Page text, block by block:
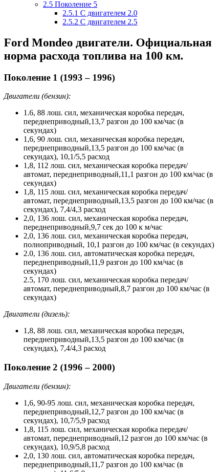
2.5 Поколение 5
2.5.1 С двигателем 2.0
2.5.2 С двигателем 2.5
Ford Mondeo двигатели. Официальная
норма расхода топлива на 100 км.
Поколение 1 (1993 – 1996)
Двигатели (бензин):
1.6, 88 лош. сил, механическая коробка передач,
переднеприводный,13,7 разгон до 100 км/час (в
секундах)
1,6, 90 лош. сил, механическая коробка передач,
переднеприводный,13,5 разгон до 100 км/час (в
секундах), 10,1/5,5 расход
1,8, 112 лош. сил, механическая коробка передач/
автомат, переднеприводный,11,1 разгон до 100 км/час (в
секундах)
1,8, 115 лош. сил, механическая коробка передач/
автомат, переднеприводный,13,5 разгон до 100 км/час (в
секундах), 7,4/4,3 расход
2,0, 136 лош. сил, механическая коробка передач,
переднеприводный,9,7 сек до 100 к м/час
2,0, 136 лош. сил, механическая коробка передач,
полноприводный, 10,1 разгон до 100 км/час (в секундах)
2.0, 136 лош. сил, автоматическая коробка передач,
переднеприводный,11,9 разгон до 100 км/час (в
секундах)
2.5, 170 лош. сил, механическая коробка передач/
автомат, переднеприводный,8,7 разгон до 100 км/час (в
секундах)
Двигатели (дизель):
1,8, 88 лош. сил, механическая коробка передач,
переднеприводный,13,5 разгон до 100 км/час (в
секундах), 7,4/4,3 расход
Поколение 2 (1996 – 2000)
Двигатели (бензин):
1,6, 90-95 лош. сил, механическая коробка передач,
переднеприводный,12,7 разгон до 100 км/час (в
секундах), 10,7/5,9 расход
1,8, 115 лош. сил, механическая коробка передач/
автомат, переднеприводный,12 разгон до 100 км/час (в
секундах), 10,9/5,8 расход
2,0, 130 лош. сил, автоматическая коробка передач,
переднеприводный,11,7 разгон до 100 км/час (в